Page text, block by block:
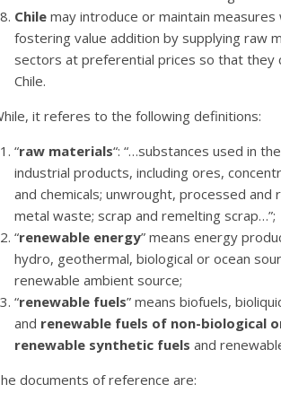
Chile may introduce or maintain
fostering value addition by supplying raw
sectors at preferential prices so that they
Chile.
it referes to the following definitions:
“raw materials“: “…substances used in
industrial products, including ores,
and chemicals; unwrought, processed and
metal waste; scrap and remelting scrap…”;
“renewable energy” means energy
hydro, geothermal, biological or ocean
renewable ambient source;
“renewable fuels” means biofuels,
and renewable fuels of non-biological
renewable synthetic fuels and
documents of reference are: